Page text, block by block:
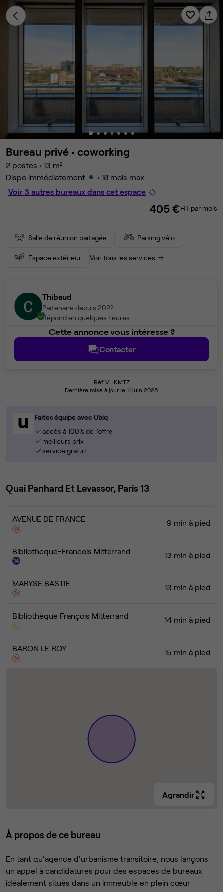
Bureau privé • coworking
2 postes • 13 m²
Dispo immédiatement
• 18 mois max
Voir 3 autres bureaux dans cet espace
405 €HT par mois
Salle de réunion partagée Parking vélo
Espace extérieur Voir tous les services
Thibaud
Partenaire depuis 2022
Répond en quelques heures
Cette annonce vous intéresse ?
Contacter
Réf VLJKMTZ
Dernière mise à jour le 11 juin 2026
Faites équipe avec Ubiq
accès à 100% de l'offre
meilleurs prix
service gratuit
Quai Panhard Et Levassor, Paris 13
AVENUE DE FRANCE 9 min à pied
Bibliotheque-Francois Mitterrand 13 min à pied
MARYSE BASTIE 13 min à pied
Bibliothèque François Mitterrand 14 min à pied
BARON LE ROY 15 min à pied
Agrandir
À propos de ce bureau
En tant qu'agence d'urbanisme transitoire, nous lançons
un appel à candidatures pour des espaces de bureaux
idéalement situés dans un immeuble en plein cœur